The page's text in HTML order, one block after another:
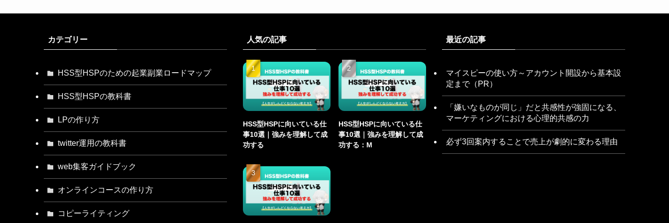
カテゴリー
HSS型HSPのための起業副業ロードマップ
HSS型HSPの教科書
LPの作り方
twitter運用の教科書
web集客ガイドブック
オンラインコースの作り方
コピーライティング
人気の記事
HSS型HSPに向いている仕
事10選｜強みを理解して成
功する
HSS型HSPに向いている仕
事10選｜強みを理解して成
功する：M
最近の記事
マイスピーの使い方～アカウント開設から基本設
定まで（PR）
「嫌いなものが同じ」だと共感性が強固になる、
マーケティングにおける心理的共感の力
必ず3回案内することで売上が劇的に変わる理由